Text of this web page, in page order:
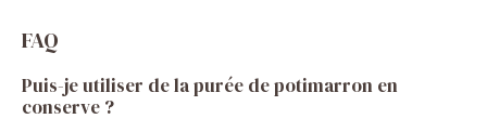
FAQ
Puis-je utiliser de la purée de potimarron en
conserve ?